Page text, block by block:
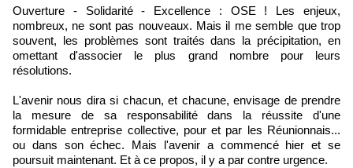
Ouverture - Solidarité - Excellence : OSE ! Les enjeux,
nombreux, ne sont pas nouveaux. Mais il me semble que trop
souvent, les problèmes sont traités dans la précipitation, en
omettant d'associer le plus grand nombre pour leurs
résolutions.
L'avenir nous dira si chacun, et chacune, envisage de prendre
la mesure de sa responsabilité dans la réussite d'une
formidable entreprise collective, pour et par les Réunionnais...
ou dans son échec. Mais l'avenir a commencé hier et se
poursuit maintenant. Et à ce propos, il y a par contre urgence.